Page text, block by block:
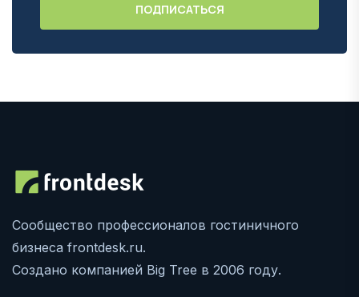
Сообщество профессионалов гостиничного
бизнеса frontdesk.ru.
Создано компанией Big Tree в 2006 году.